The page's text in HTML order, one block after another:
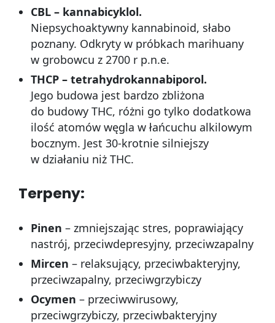
CBL – kannabicyklol.
Niepsychoaktywny kannabinoid, słabo
poznany. Odkryty w próbkach marihuany
w grobowcu z 2700 r p.n.e.
THCP – tetrahydrokannabiporol.
Jego budowa jest bardzo zbliżona
do budowy THC, różni go tylko dodatkowa
ilość atomów węgla w łańcuchu alkilowym
bocznym. Jest 30-krotnie silniejszy
w działaniu niż THC.
Terpeny:
Pinen – zmniejszając stres, poprawiający
nastrój, przeciwdepresyjny, przeciwzapalny
Mircen – relaksujący, przeciwbakteryjny,
przeciwzapalny, przeciwgrzybiczy
Ocymen – przeciwwirusowy,
przeciwgrzybiczy, przeciwbakteryjny